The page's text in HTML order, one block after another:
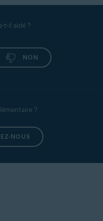
t-il aidé ?
NON
?
NOUS